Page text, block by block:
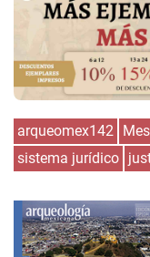
arqueomex142
sistema jurídico